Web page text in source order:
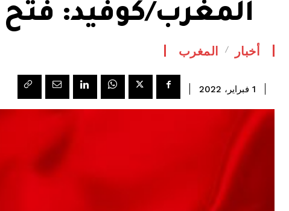
المغرب/كوفيد: فتح
أخبار المغرب
1 فبراير، 2022